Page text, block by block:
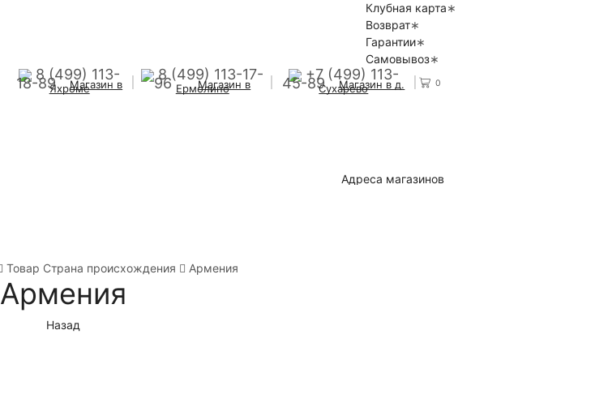
Клубная карта
Возврат
Гарантии
Самовывоз
8 (499) 113-
18-89 Магазин в
Яхроме
8 (499) 113-17-
96 Магазин в
Ермолино
+7 (499) 113-
45-89 Магазин в д.
Сухарево 0
Адреса магазинов
Товар Страна происхождения Армения
Армения
Назад